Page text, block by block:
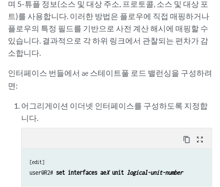
며 5-튜플 정보(소스 및 대상 주소, 프로토콜, 소스 및 대상 포
트)를 사용합니다. 이러한 방법은 플로우에 직접 매핑하거나
플로우의 특정 필드를 기반으로 사전 계산 해시에 매핑할 수
있습니다. 결과적으로 각 하위 링크에서 관찰되는 편차가 감
소합니다.
인터페이스 번들에서 ae 스테이트풀 로드 밸런싱을 구성하려
면:
어그리게이션 이더넷 인터페이스를 구성하도록 지정합
니다.
content_copy zoom_out_map
[edit]
user@R2# set interfaces aeX unit logical-unit-number